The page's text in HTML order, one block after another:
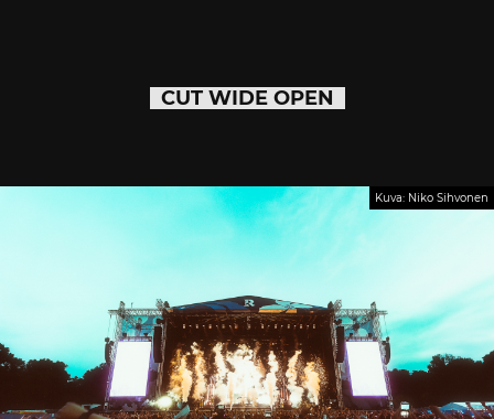
CUT WIDE OPEN
Kuva: Niko Sihvonen